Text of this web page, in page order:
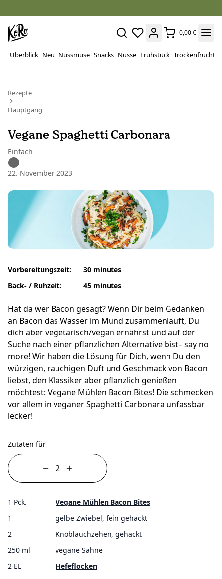
0,00 €
Überblick Neu Nussmuse Snacks Nüsse Frühstück Trockenfrüchte
Rezepte
Hauptgang
Vegane Spaghetti Carbonara
Einfach
22. November 2023
Vorbereitungszeit:
Back- / Ruhzeit:
30 minutes
45 minutes
Hat da wer Bacon gesagt? Wenn Dir beim Gedanken
an Bacon das Wasser im Mund zusammenläuft, Du
dich aber vegetarisch/vegan ernährst und auf der
Suche nach einer pflanzlichen Alternative bist– say no
more! Wir haben die Lösung für Dich, wenn Du den
würzigen, rauchigen Duft und Geschmack von Bacon
liebst, den Klassiker aber pflanzlich genießen
möchtest: Vegane Mühlen Bacon Bites! Die schmecken
vor allem in veganer Spaghetti Carbonara unfassbar
lecker!
Zutaten für
1 Pck.
Vegane Mühlen Bacon Bites
1
gelbe Zwiebel, fein gehackt
2
Knoblauchzehen, gehackt
250 ml
vegane Sahne
2 EL
Hefeflocken